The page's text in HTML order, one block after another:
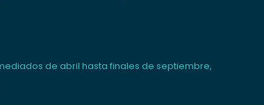
de abril hasta finales de septiembre,